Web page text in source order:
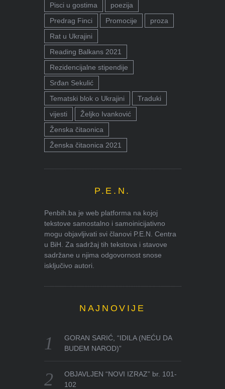
Pisci u gostima
poezija
Predrag Finci
Promocije
proza
Rat u Ukrajini
Reading Balkans 2021
Rezidencijalne stipendije
Srđan Sekulić
Tematski blok o Ukrajini
Traduki
vijesti
Željko Ivanković
Ženska čitaonica
Ženska čitaonica 2021
P.E.N.
Penbih.ba je web platforma na kojoj
tekstove samostalno i samoinicijativno
mogu objavljivati svi članovi P.E.N. Centra
u BiH. Za sadržaj tih tekstova i stavove
sadržane u njima odgovornost snose
isključivo autori.
NAJNOVIJE
GORAN SARIĆ, “IDILA (NEĆU DA
BUDEM NAROD)”
OBJAVLJEN “NOVI IZRAZ” br. 101-
102